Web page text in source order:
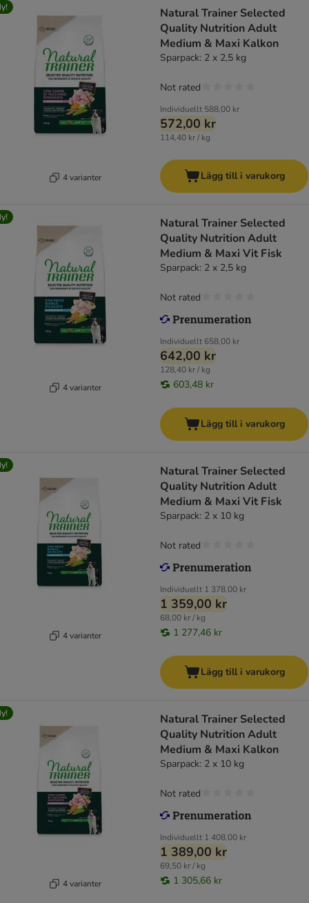
4 varianter
Natural Trainer Selected
Quality Nutrition Adult
Medium & Maxi Kalkon
Sparpack: 2 x 2,5 kg
Individuellt 588,00 kr
572,00 kr
114,40 kr / kg
Not rated
Lägg till i varukorg
4 varianter
Natural Trainer Selected
Quality Nutrition Adult
Medium & Maxi Vit Fisk
Sparpack: 2 x 2,5 kg
Individuellt 658,00 kr
642,00 kr
128,40 kr / kg
603,48 kr
Not rated
Lägg till i varukorg
4 varianter
Natural Trainer Selected
Quality Nutrition Adult
Medium & Maxi Vit Fisk
Sparpack: 2 x 10 kg
Individuellt 1 378,00 kr
1 359,00 kr
68,00 kr / kg
1 277,46 kr
Not rated
Lägg till i varukorg
4 varianter
Natural Trainer Selected
Quality Nutrition Adult
Medium & Maxi Kalkon
Sparpack: 2 x 10 kg
Individuellt 1 408,00 kr
1 389,00 kr
69,50 kr / kg
1 305,66 kr
Not rated